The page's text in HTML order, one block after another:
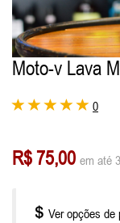
Moto-v Lava
0
R$ 75,00 em até
Ver opções de